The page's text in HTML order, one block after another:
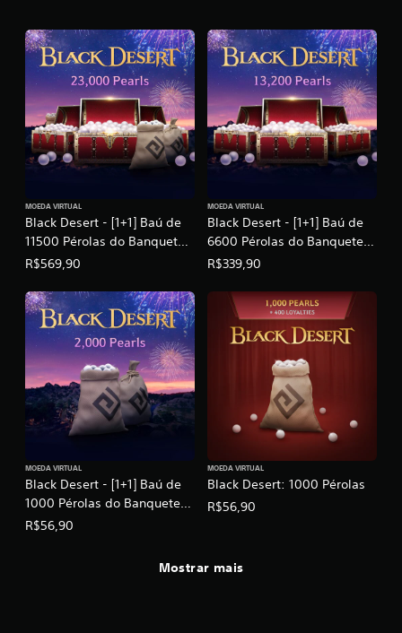
Black Desert - [1+1] Baú de
11500 Pérolas do Banquete
de Heidel: Julho de 2026
MOEDA VIRTUAL
R$569,90
Black Desert - [1+1] Baú de
6600 Pérolas do Banquete
de Heidel: Julho de 2026
MOEDA VIRTUAL
R$339,90
Black Desert - [1+1] Baú de
1000 Pérolas do Banquete
de Heidel: Julho de 2026
MOEDA VIRTUAL
R$56,90
Black Desert: 1000 Pérolas
MOEDA VIRTUAL
R$56,90
Mostrar mais